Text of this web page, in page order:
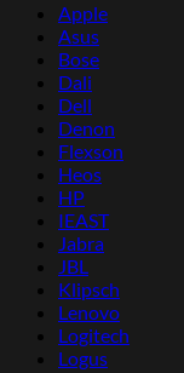
Apple
Asus
Bose
Dali
Dell
Denon
Flexson
Heos
HP
IEAST
Jabra
JBL
Klipsch
Lenovo
Logitech
Logus